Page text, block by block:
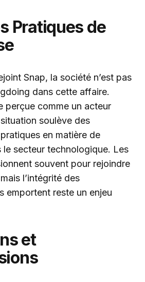
Pratiques de
Snap, la société n’est pas
dans cette affaire.
perçue comme un acteur
soulève des
en matière de
le secteur technologique. Les
souvent pour rejoindre
l’intégrité des
emportent reste un enjeu
et